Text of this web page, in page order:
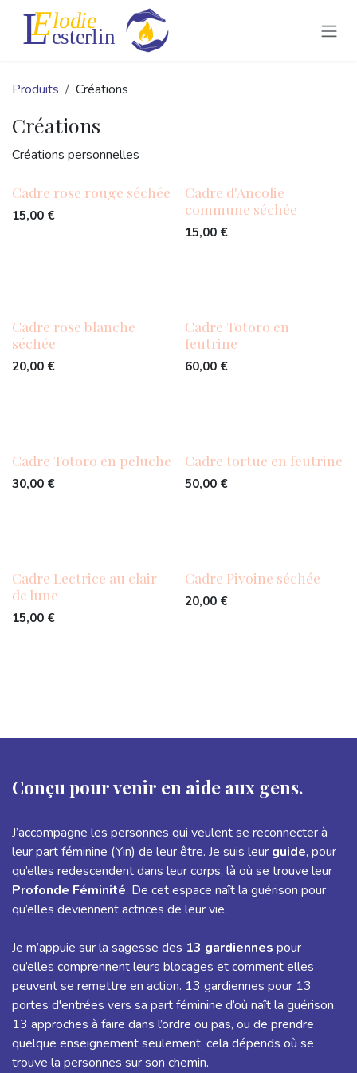
Se rendre au contenu
Produits Créations
Créations
Créations personnelles
Cadre rose rouge séchée
15,00 €
Cadre d'Ancolie
commune séchée
15,00€
Cadre rose blanche
séchée
20,00 €
Cadre Totoro en
feutrine
60,00€
Cadre Totoro en peluche
30,00 €
Cadre tortue en feutrine
50,00€
Cadre Lectrice au clair
de lune
15,00 €
Cadre Pivoine séchée
20,00€
Conçu pour venir en aide aux gens.
J’accompagne les personnes qui veulent se reconnecter à
leur part féminine (Yin) de leur être. Je suis leur guide, pour
qu’elles redescendent dans leur corps, là où se trouve leur
Profonde Féminité. De cet espace naît la guérison pour
qu’elles deviennent actrices de leur vie.
Je m’appuie sur la sagesse des 13 gardiennes pour
qu’elles comprennent leurs blocages et comment elles
peuvent se remettre en action. 13 gardiennes pour 13
portes d'entrées vers sa part féminine d’où naît la guérison.
13 approches à faire dans l’ordre ou pas, ou de prendre
quelque enseignement seulement, cela dépends où se
trouve la personnes sur son chemin.